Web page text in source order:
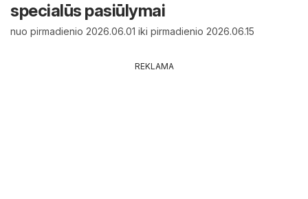
specialūs pasiūlymai
nuo pirmadienio 2026.06.01 iki pirmadienio 2026.06.15
REKLAMA